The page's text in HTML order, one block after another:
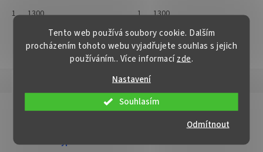
Tento web používá soubory cookie. Dalším
procházením tohoto webu vyjadřujete souhlas s jejich
používáním.. Více informacízde.
Nastavení
Odmítnout
Souhlasím
typu Twist Off 63
✅ Šroubovací víčko pro snadné
✅ Různé varianty víček TO 63
1 1300
typu Twist Off 63
✅ Šroubovací víčko pro snadné
✅ Různé varianty víček TO 63
objednejte
✅ Pro výhodnější cenu kupte
1 1300
ZOBRAZIT VŠECHNY PODOBNÉ PRODUKTY
Detailní popis produktu
Víčka Twist Off 66 na zavařovací sklenici se šroubovacím
uzávěrem typu TO 66 v kartónovém balení